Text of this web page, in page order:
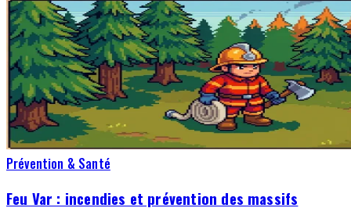
Prévention & Santé
Feu Var : incendies et prévention des massifs